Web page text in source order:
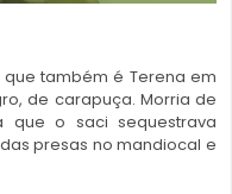
também é Terena em
de carapuça. Morria de
que o saci sequestrava
presas no mandiocal e